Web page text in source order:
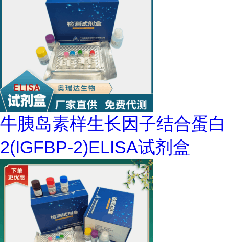
牛胰岛素样生长因子结合蛋白
2(IGFBP-2)ELISA试剂盒